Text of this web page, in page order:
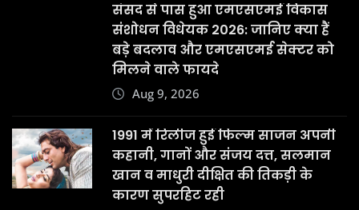
संसद से पास हुआ एमएसएमई विकास
संशोधन विधेयक 2026: जानिए क्या हैं
बड़े बदलाव और एमएसएमई सेक्टर को
मिलने वाले फायदे
Aug 9, 2026
1991 में रिलीज हुई फिल्म साजन अपनी
कहानी, गानों और संजय दत्त, सलमान
खान व माधुरी दीक्षित की तिकड़ी के
कारण सुपरहिट रही